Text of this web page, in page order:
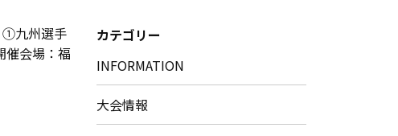
①九州選手
会場：福
カテゴリー
INFORMATION
大会情報